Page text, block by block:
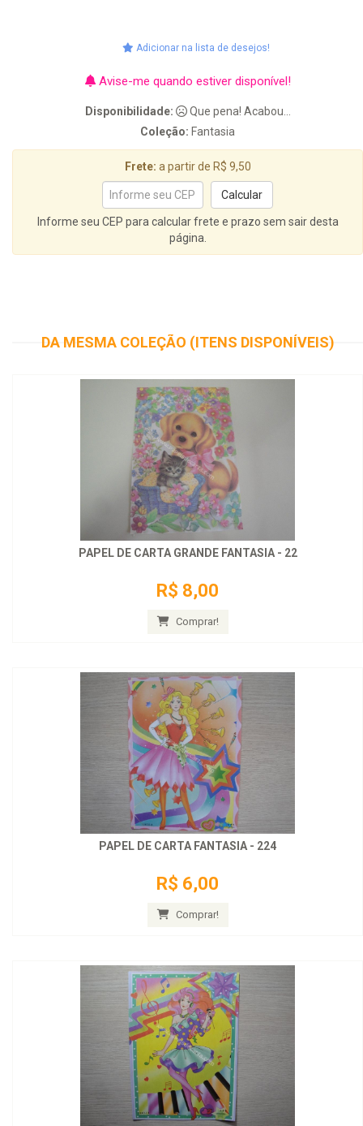
Adicionar na lista de desejos!
Avise-me quando estiver disponível!
Disponibilidade:
Que pena! Acabou...
Coleção: Fantasia
Frete: a partir de R$ 9,50
Informe seu CEP para calcular frete e prazo sem sair desta
página.
DA MESMA COLEÇÃO (ITENS DISPONÍVEIS)
PAPEL DE CARTA GRANDE FANTASIA - 22
R$ 8,00
Comprar!
PAPEL DE CARTA FANTASIA - 224
R$ 6,00
Comprar!